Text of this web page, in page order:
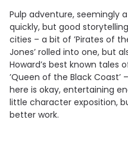
Pulp adventure, seemingly
quickly, but good
cities – a bit of ’Pirates of
Jones’ rolled into one, but
Howard’s best known tales
’Queen of the Black Coast’
here is okay, entertaining
little character exposition,
better work.